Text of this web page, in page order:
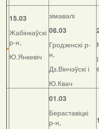
15.03
Жабінкаўскі
р-н,
Ю.Янкевіч
зімавалі
08.03
Гродзенскі р-
н,
Дз.Вінчэўскі і
Ю.Квач
01.03
Бераставіцкі
р-н,